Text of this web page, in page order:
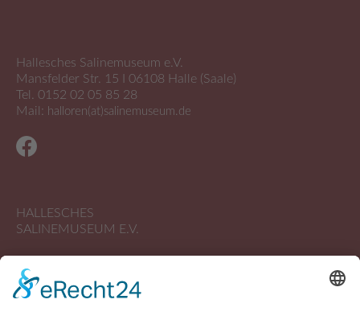
Hallesches Salinemuseum e.V.
Mansfelder Str. 15 I 06108 Halle (Saale)
Tel. 0152 02 05 85 28
Mail: halloren(at)salinemuseum.de
HALLESCHES
SALINEMUSEUM E.V.
Schausieden
Ausstellungen
Salzforum